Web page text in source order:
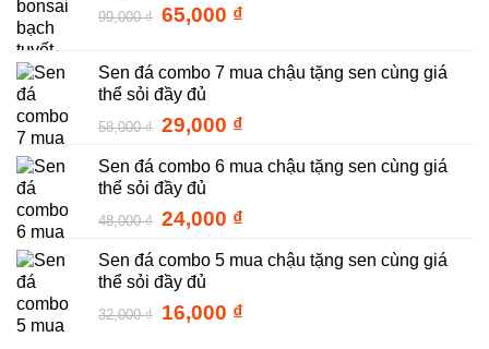
99,000₫ Giá
99,000 ₫.
65,000 ₫Giá
là:
Sen đá combo 7 mua chậu tặng sen cùng giá
thể sỏi đầy đủ
58,000₫ Giá
là:
58,000 ₫.
29,000 ₫Giá
tại
29,000 ₫.
Sen đá combo 6 mua chậu tặng sen cùng giá
thể sỏi đầy đủ
48,000₫ Giá
là:
48,000 ₫.
24,000 ₫Giá
tại
24,000 ₫.
Sen đá combo 5 mua chậu tặng sen cùng giá
thể sỏi đầy đủ
32,000₫ Giá
16,000 ₫Giá